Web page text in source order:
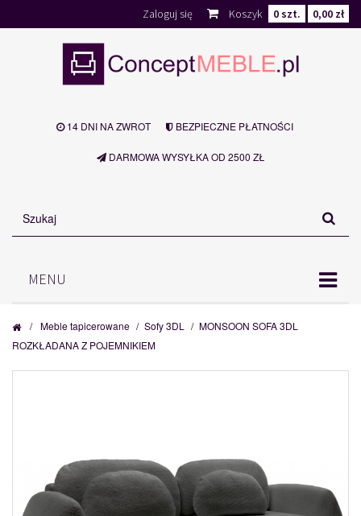
Koszyk 0szt. 0,00 zł
Zaloguj się
14 DNI NA ZWROT BEZPIECZNE PŁATNOŚCI
DARMOWA WYSYŁKA OD 2500 ZŁ
MENU
/ Meble tapicerowane / Sofy 3DL / MONSOON SOFA 3DL
ROZKŁADANA Z POJEMNIKIEM